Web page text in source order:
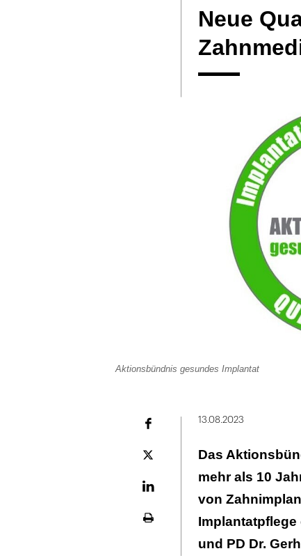
Neue
Aktionsbündnis gesundes Implantat
Plattform
13.08.2023
Das
mehr als 10
von
Implantatpflege
und PD Dr.